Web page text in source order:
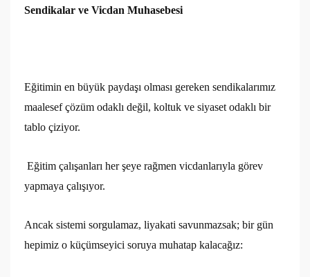
Sendikalar ve Vicdan Muhasebesi
Eğitimin en büyük paydaşı olması gereken sendikalarımız
maalesef çözüm odaklı değil, koltuk ve siyaset odaklı bir
tablo çiziyor.
Eğitim çalışanları her şeye rağmen vicdanlarıyla görev
yapmaya çalışıyor.
Ancak sistemi sorgulamaz, liyakati savunmazsak; bir gün
hepimiz o küçümseyici soruya muhatap kalacağız: